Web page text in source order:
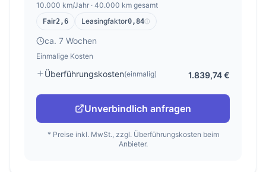
10.000 km/Jahr · 40.000 km gesamt
Fair2,6 Leasingfaktor0,84
ca. 7 Wochen
Einmalige Kosten
Überführungskosten(einmalig) 1.839,74 €
Unverbindlich anfragen
* Preise inkl. MwSt., zzgl. Überführungskosten beim
Anbieter.